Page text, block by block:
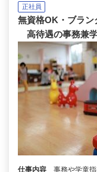
正社員
無資格OK・ブラ
高待遇の事務兼
仕事内容
事務や学童